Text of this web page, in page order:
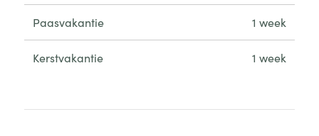
Paasvakantie 1 week
Kerstvakantie 1 week